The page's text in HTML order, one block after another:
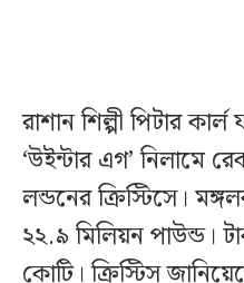
রাশান শিল্পী পিটার
‘উইন্টার এগ’ নিলামে
লন্ডনের ক্রিস্টিসে।
২২.৯ মিলিয়ন পাউন্ড।
কোটি। ক্রিস্টিস